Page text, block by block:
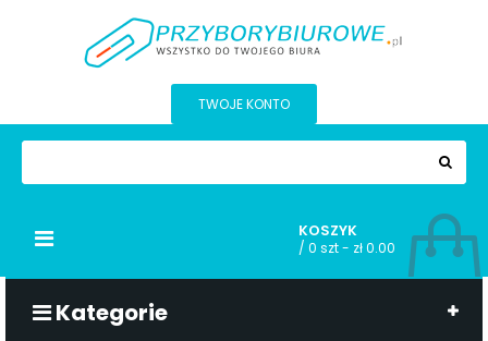
TWOJE KONTO
KOSZYK
/ 0 szt - zł 0.00
Kategorie
Przełącz